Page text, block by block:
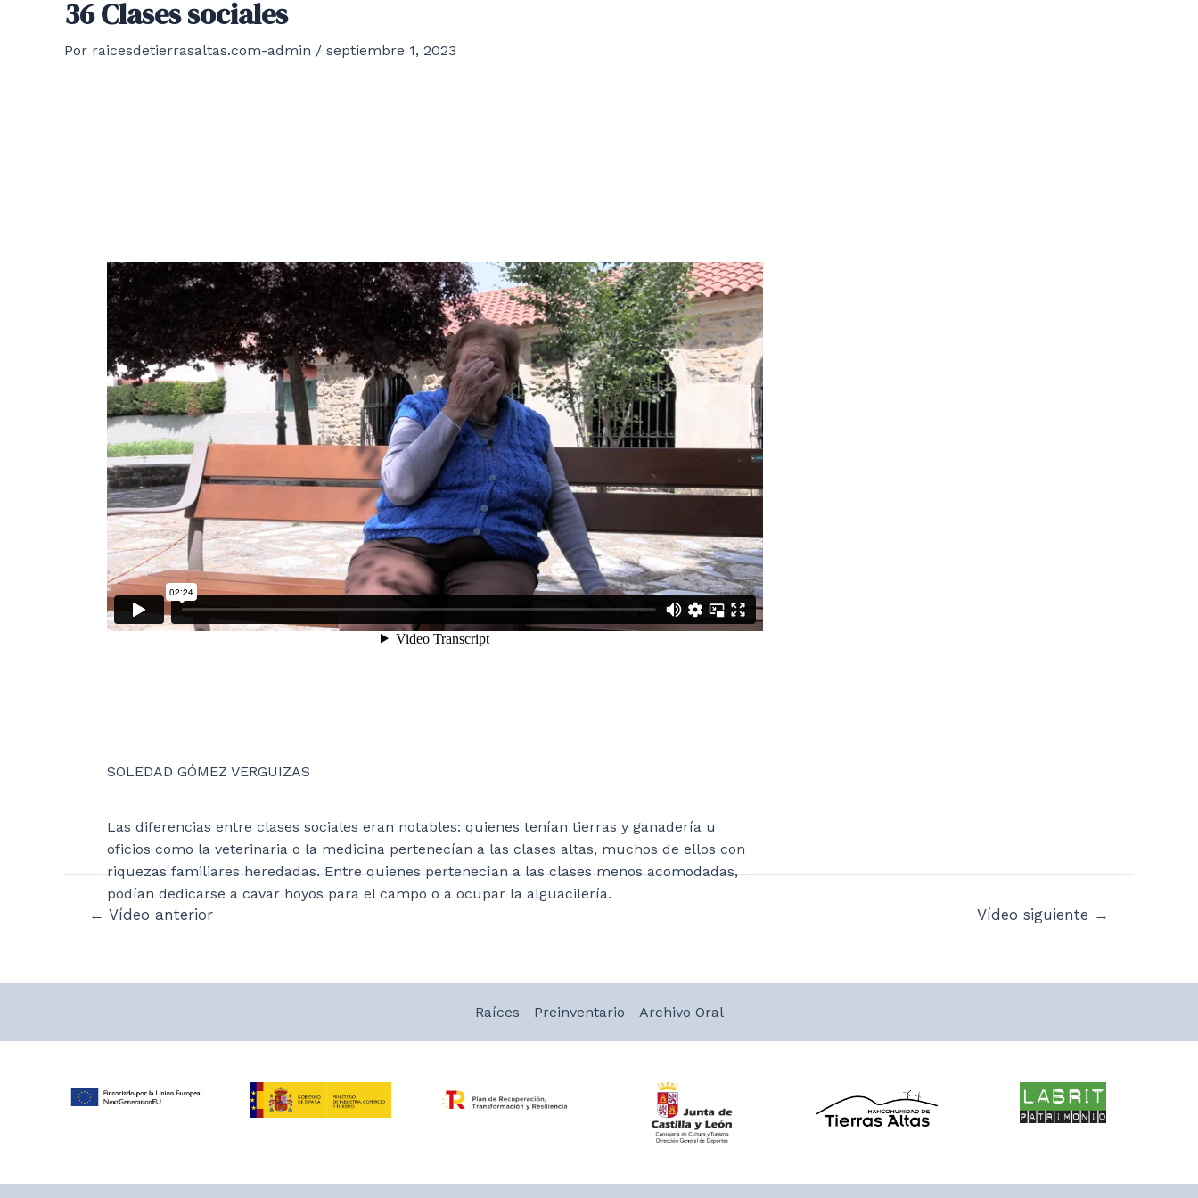
36 Clases sociales
Por raicesdetierrasaltas.com-admin / septiembre 1, 2023
SOLEDAD GÓMEZ VERGUIZAS
Las diferencias entre clases sociales eran notables: quienes tenían tierras y ganadería u
oficios como la veterinaria o la medicina pertenecían a las clases altas, muchos de ellos con
riquezas familiares heredadas. Entre quienes pertenecían a las clases menos acomodadas,
podían dedicarse a cavar hoyos para el campo o a ocupar la alguacilería.
Navegación
← Vídeo anterior Vídeo siguiente →
Raíces Preinventario Archivo Oral